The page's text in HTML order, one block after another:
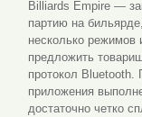
Billiards Empire —
партию на
несколько
предложить
протокол
приложения
достаточно четко